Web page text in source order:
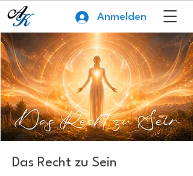
Anmelden
Das Recht zu Sein